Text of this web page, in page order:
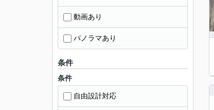
動画あり
パノラマあり
条件
条件
自由設計対応